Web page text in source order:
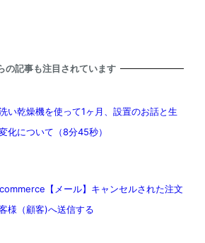
の記事も注目されています
い乾燥機を使って1ヶ月、設置のお話と生
化について（8分45秒）
【メール】キャンセルされた注文
様（顧客)へ送信する